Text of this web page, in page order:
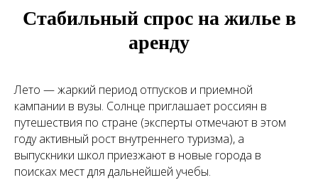
Стабильный спрос на жилье в
аренду
Лето — жаркий период отпусков и приемной
кампании в вузы. Солнце приглашает россиян в
путешествия по стране (эксперты отмечают в этом
году активный рост внутреннего туризма), а
выпускники школ приезжают в новые города в
поисках мест для дальнейшей учебы.